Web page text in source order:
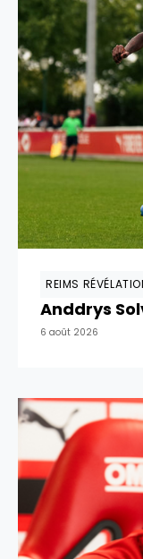
REIMS
Anddrys
6 août 2026